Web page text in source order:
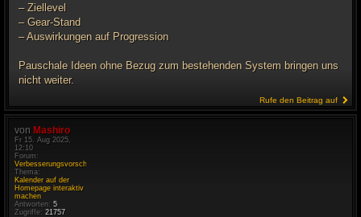
– Ziellevel
– Gear-Stand
– Auswirkungen auf Progression
Pauschale Ideen ohne Bezug zum bestehenden System bringen uns
nicht weiter.
Rufe den Beitrag auf
von Mashiro
Fr 15. Aug 2025,
12:10
Forum:
Verbesserungsvorschläge
Thema:
Kalender auf der
Homepage interaktiv
machen
Antworten: 5
Zugriffe: 21757